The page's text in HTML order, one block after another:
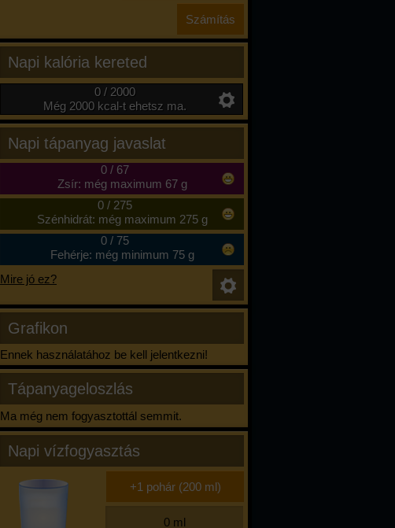
Napi kalória kereted
0 / 2000
Még 2000 kcal-t ehetsz ma.
Napi tápanyag javaslat
0/ 67
Zsír: még maximum 67 g
0/ 275
Szénhidrát: még maximum 275 g
0/ 75
Fehérje: még minimum 75 g
Mire jó ez?
Grafikon
Ennek használatához be kell jelentkezni!
Tápanyageloszlás
Ma még nem fogyasztottál semmit.
Napi vízfogyasztás